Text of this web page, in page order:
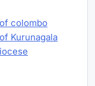
colombo
Kurunagala